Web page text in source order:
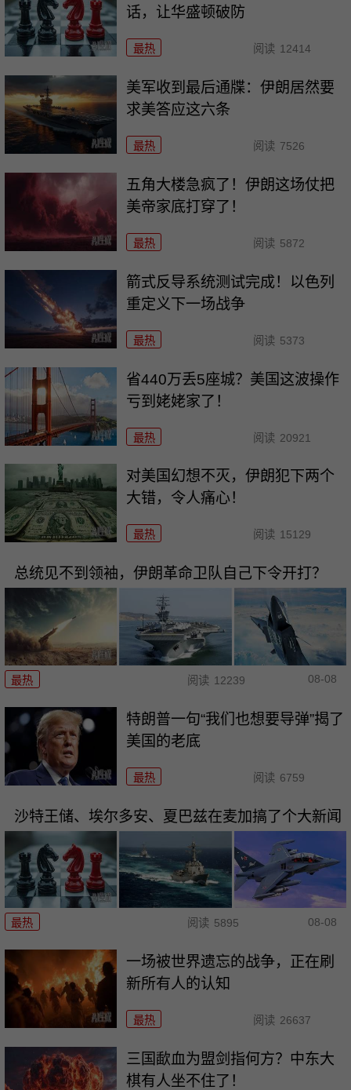
话，让华盛顿破防
最热 阅读 12414
美军收到最后通牒：伊朗居然要
求美答应这六条
最热 阅读 7526
五角大楼急疯了！伊朗这场仗把
美帝家底打穿了！
最热 阅读 5872
箭式反导系统测试完成！以色列
重定义下一场战争
最热 阅读 5373
省440万丢5座城？美国这波操作
亏到姥姥家了！
最热 阅读 20921
对美国幻想不灭，伊朗犯下两个
大错，令人痛心！
最热 阅读 15129
总统见不到领袖，伊朗革命卫队自己下令开打？
最热 阅读 12239 08-08
特朗普一句“我们也想要导弹”揭了
美国的老底
最热 阅读 6759
沙特王储、埃尔多安、夏巴兹在麦加搞了个大新闻
最热 阅读 5895 08-08
一场被世界遗忘的战争，正在刷
新所有人的认知
最热 阅读 26637
三国歃血为盟剑指何方？中东大
棋有人坐不住了！